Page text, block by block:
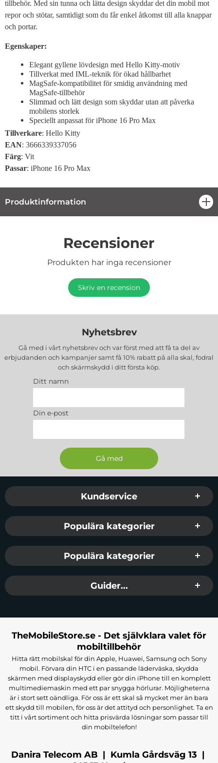
tillbehör. Med sin tunna och lätta design skyddar det din mobil mot
repor och stötar, samtidigt som du får enkel åtkomst till alla knappar
och portar.
Egenskaper:
Elegant gyllene lövdesign med Hello Kitty-motiv
Tillverkat med IML-teknik för ökad hållbarhet
MagSafe-kompatibilitet för smidig användning med
MagSafe-tillbehör
Slimmad och lätt design som skyddar utan att påverka
mobilens storlek
Speciellt anpassat för iPhone 16 Pro Max
Tillverkare: Hello Kitty
EAN: 3666339337056
Färg: Vit
Passar: iPhone 16 Pro Max
Produktinformation
Recensioner
Produkten har inga recensioner
Skriv en recension
Nyhetsbrev
Gå med i vårt nyhetsbrev och var först med att få ta del av
erbjudanden och kampanjer samt få 10% rabatt på alla skal, fodral
och skärmskydd i ditt första köp.
Ditt namn
Din e-post
Sidfot Blandad info och länkar
Kundservice
Populära kategorier
Populära kategorier
Guider...
TheMobileStore.se - Det självklara valet för
mobiltillbehör
Hitta rätt mobilskal för din Apple, Huawei, Samsung och Sony
mobil. Förvara din HTC i en passande läderväska, skydda
skärmen med displayskydd eller gör din iPhone till en komplett
multimediemaskin med ett par snygga hörlurar. Möjligheterna
är i stort sett oändliga. För oss är ett skal så mycket mer än bara
ett skydd till mobilen, för oss är det attityd och personlighet. Ta en
titt i vårt sortiment och hitta prisvärda lösningar som passar till
din mobiltelefon!
Danira Telecom AB | Kumla Gårdsväg 13 |